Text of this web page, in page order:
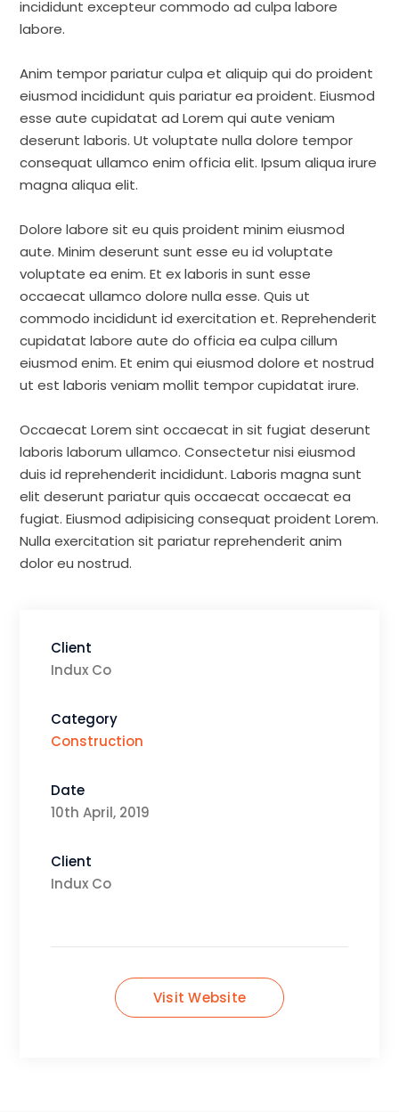
incididunt excepteur commodo ad culpa labore
labore.
Anim tempor pariatur culpa et aliquip qui do proident
eiusmod incididunt quis pariatur ea proident. Eiusmod
esse aute cupidatat ad Lorem qui aute veniam
deserunt laboris. Ut voluptate nulla dolore tempor
consequat ullamco enim officia elit. Ipsum aliqua irure
magna aliqua elit.
Dolore labore sit eu quis proident minim eiusmod
aute. Minim deserunt sunt esse eu id voluptate
voluptate ea enim. Et ex laboris in sunt esse
occaecat ullamco dolore nulla esse. Quis ut
commodo incididunt id exercitation et. Reprehenderit
cupidatat labore aute do officia ea culpa cillum
eiusmod enim. Et enim qui eiusmod dolore et nostrud
ut est laboris veniam mollit tempor cupidatat irure.
Occaecat Lorem sint occaecat in sit fugiat deserunt
laboris laborum ullamco. Consectetur nisi eiusmod
duis id reprehenderit incididunt. Laboris magna sunt
elit deserunt pariatur quis occaecat occaecat ea
fugiat. Eiusmod adipisicing consequat proident Lorem.
Nulla exercitation sit pariatur reprehenderit anim
dolor eu nostrud.
Client
Indux Co
Category
Construction
Date
10th April, 2019
Client
Indux Co
Visit Website